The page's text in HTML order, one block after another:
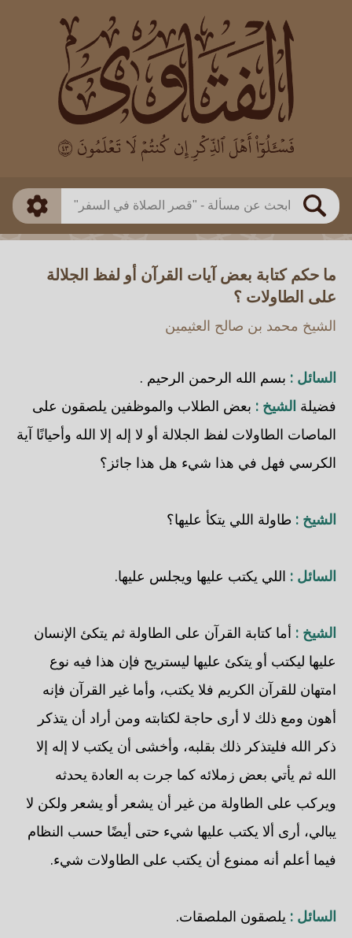
بحث
العالم
بن باز
بن العثيمين
اللجنة الدائمة
طريقة البحث
ذكي
ما حكم كتابة بعض آيات القرآن أو لفظ الجلالة
على الطاولات ؟
الشيخ محمد بن صالح العثيمين
السائل : بسم الله الرحمن الرحيم .
فضيلة الشيخ : بعض الطلاب والموظفين يلصقون على
الماصات الطاولات لفظ الجلالة أو لا إله إلا الله وأحيانًا آية
الكرسي فهل في هذا شيء هل هذا جائز؟
الشيخ : طاولة اللي يتكأ عليها؟
السائل : اللي يكتب عليها ويجلس عليها.
الشيخ : أما كتابة القرآن على الطاولة ثم يتكئ الإنسان
عليها ليكتب أو يتكئ عليها ليستريح فإن هذا فيه نوع
امتهان للقرآن الكريم فلا يكتب، وأما غير القرآن فإنه
أهون ومع ذلك لا أرى حاجة لكتابته ومن أراد أن يتذكر
ذكر الله فليتذكر ذلك بقلبه، وأخشى أن يكتب لا إله إلا
الله ثم يأتي بعض زملائه كما جرت به العادة يحدثه
ويركب على الطاولة من غير أن يشعر أو يشعر ولكن لا
يبالي، أرى ألا يكتب عليها شيء حتى أيضًا حسب النظام
فيما أعلم أنه ممنوع أن يكتب على الطاولات شيء.
السائل : يلصقون الملصقات.